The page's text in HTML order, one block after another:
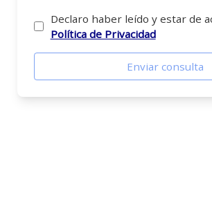
Declaro haber leído y estar de
Política de Privacidad
Enviar consulta